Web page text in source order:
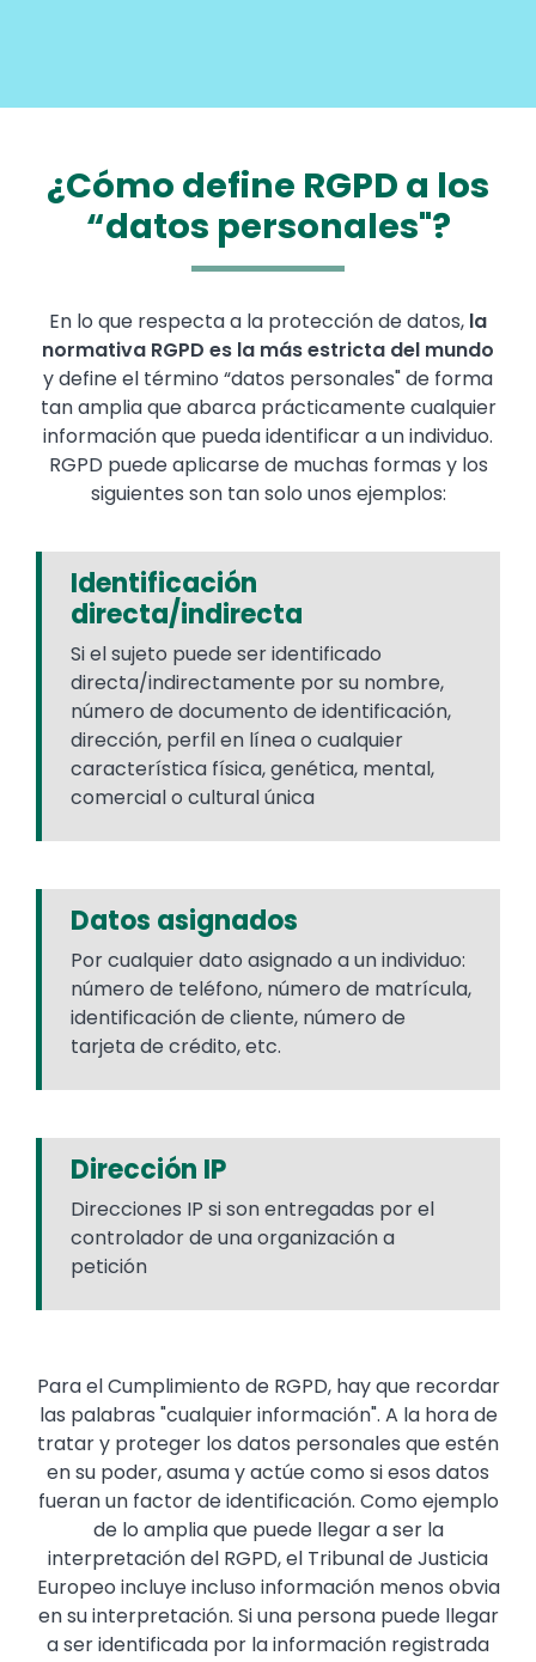
¿Cómo define RGPD a los
“datos personales"?
En lo que respecta a la protección de datos, la
normativa RGPD es la más estricta del mundo
y define el término “datos personales" de forma
tan amplia que abarca prácticamente cualquier
información que pueda identificar a un individuo.
RGPD puede aplicarse de muchas formas y los
siguientes son tan solo unos ejemplos:
Identificación
directa/indirecta
Si el sujeto puede ser identificado
directa/indirectamente por su nombre,
número de documento de identificación,
dirección, perfil en línea o cualquier
característica física, genética, mental,
comercial o cultural única
Datos asignados
Por cualquier dato asignado a un individuo:
número de teléfono, número de matrícula,
identificación de cliente, número de
tarjeta de crédito, etc.
Dirección IP
Direcciones IP si son entregadas por el
controlador de una organización a
petición
Text
Para el Cumplimiento de RGPD, hay que recordar
las palabras "cualquier información". A la hora de
tratar y proteger los datos personales que estén
en su poder, asuma y actúe como si esos datos
fueran un factor de identificación. Como ejemplo
de lo amplia que puede llegar a ser la
interpretación del RGPD, el Tribunal de Justicia
Europeo incluye incluso información menos obvia
en su interpretación. Si una persona puede llegar
a ser identificada por la información registrada